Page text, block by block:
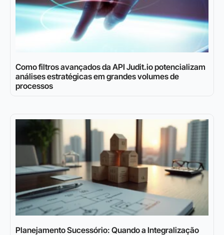
Como filtros avançados da API Judit.io potencializam
análises estratégicas em grandes volumes de
processos
Planejamento Sucessório: Quando a Integralização